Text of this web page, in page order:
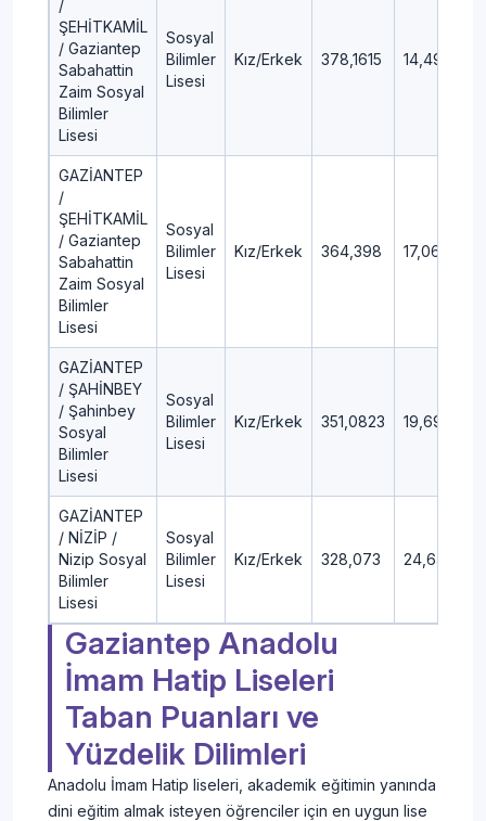
/
ŞEHİTKAMİL
/ Gaziantep
Sabahattin
Zaim Sosyal
Bilimler
Lisesi
Sosyal
Bilimler
Lisesi
Kız/Erkek 378,1615 14,49
GAZİANTEP
/
ŞEHİTKAMİL
/ Gaziantep
Sabahattin
Zaim Sosyal
Bilimler
Lisesi
Sosyal
Bilimler
Lisesi
Kız/Erkek 364,398 17,06
GAZİANTEP
/ ŞAHİNBEY
/ Şahinbey
Sosyal
Bilimler
Lisesi
Sosyal
Bilimler
Lisesi
Kız/Erkek 351,0823 19,69
GAZİANTEP
/ NİZİP /
Nizip Sosyal
Bilimler
Lisesi
Sosyal
Bilimler
Lisesi
Kız/Erkek 328,073 24,64
Gaziantep Anadolu
İmam Hatip Liseleri
Taban Puanları ve
Yüzdelik Dilimleri
Anadolu İmam Hatip liseleri, akademik eğitimin yanında
dini eğitim almak isteyen öğrenciler için en uygun lise